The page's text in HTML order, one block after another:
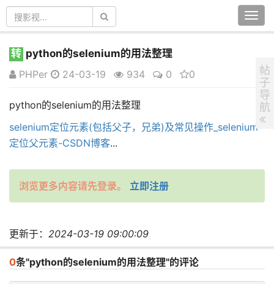
转 python的selenium的用法整理
PHPer
24-03-19 934 0 0
python的selenium的用法整理
selenium定位元素(包括父子，兄弟)及常见操作_selenium
定位父元素-CSDN博客...
浏览更多内容请先登录。 立即注册
更新于： 2024-03-19 09:00:09
0条"python的selenium的用法整理"的评论
帖
子
导
航